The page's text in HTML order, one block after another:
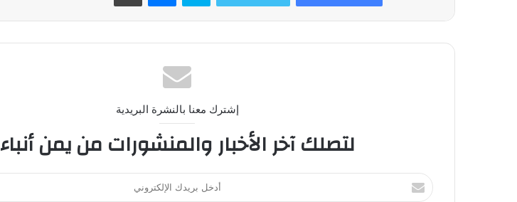
إشترك معنا بالنشرة البريدية
لتصلك آخر الأخبار والمنشورات من يمن أنباء
أ
د